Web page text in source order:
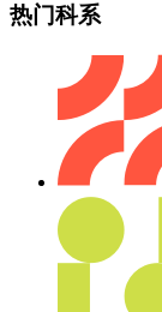
热门科系